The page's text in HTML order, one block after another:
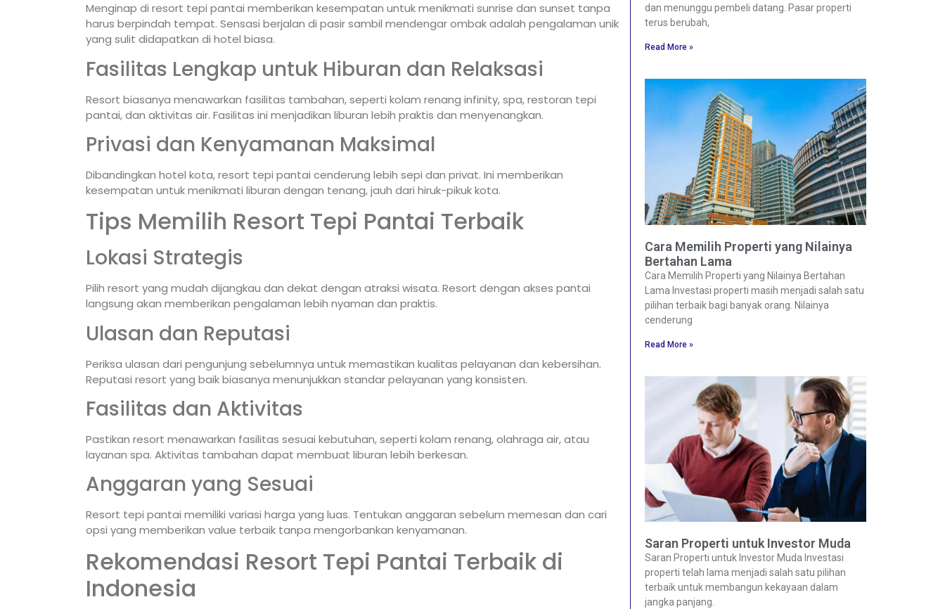
Menginap di resort tepi pantai memberikan kesempatan untuk menikmati sunrise dan sunset tanpa
harus berpindah tempat. Sensasi berjalan di pasir sambil mendengar ombak adalah pengalaman unik
yang sulit didapatkan di hotel biasa.
Fasilitas Lengkap untuk Hiburan dan Relaksasi
Resort biasanya menawarkan fasilitas tambahan, seperti kolam renang infinity, spa, restoran tepi
pantai, dan aktivitas air. Fasilitas ini menjadikan liburan lebih praktis dan menyenangkan.
Privasi dan Kenyamanan Maksimal
Dibandingkan hotel kota, resort tepi pantai cenderung lebih sepi dan privat. Ini memberikan
kesempatan untuk menikmati liburan dengan tenang, jauh dari hiruk-pikuk kota.
Tips Memilih Resort Tepi Pantai Terbaik
Lokasi Strategis
Pilih resort yang mudah dijangkau dan dekat dengan atraksi wisata. Resort dengan akses pantai
langsung akan memberikan pengalaman lebih nyaman dan praktis.
Ulasan dan Reputasi
Periksa ulasan dari pengunjung sebelumnya untuk memastikan kualitas pelayanan dan kebersihan.
Reputasi resort yang baik biasanya menunjukkan standar pelayanan yang konsisten.
Fasilitas dan Aktivitas
Pastikan resort menawarkan fasilitas sesuai kebutuhan, seperti kolam renang, olahraga air, atau
layanan spa. Aktivitas tambahan dapat membuat liburan lebih berkesan.
Anggaran yang Sesuai
Resort tepi pantai memiliki variasi harga yang luas. Tentukan anggaran sebelum memesan dan cari
opsi yang memberikan value terbaik tanpa mengorbankan kenyamanan.
Rekomendasi Resort Tepi Pantai Terbaik di
Indonesia
dan menunggu pembeli datang. Pasar properti
terus berubah,
Read More »
Cara Memilih Properti yang Nilainya
Bertahan Lama
Cara Memilih Properti yang Nilainya Bertahan
Lama Investasi properti masih menjadi salah satu
pilihan terbaik bagi banyak orang. Nilainya
cenderung
Read More »
Saran Properti untuk Investor Muda
Saran Properti untuk Investor Muda Investasi
properti telah lama menjadi salah satu pilihan
terbaik untuk membangun kekayaan dalam
jangka panjang.